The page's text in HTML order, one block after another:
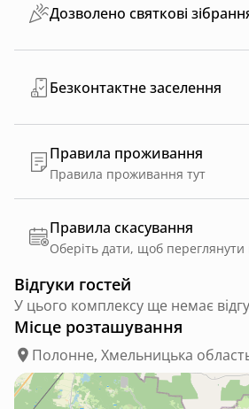
Дозволено святкові
Безконтактне заселення
Правила проживання
Правила проживання тут
Правила скасування
Відгуки гостей
У цього комплексу ще немає
Місце розташування
Полонне, Хмельницька